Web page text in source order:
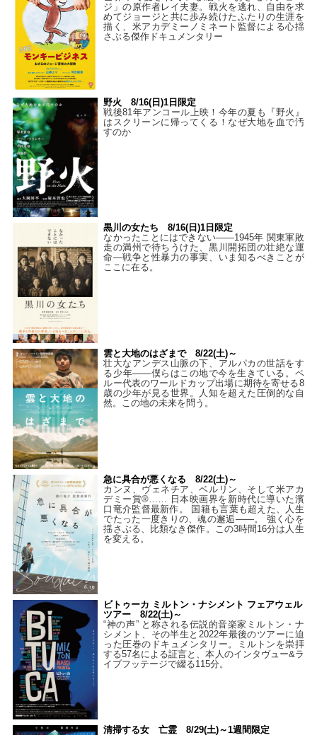
ジ」の原作者レイ夫妻。戦火を逃れ、自由を求
めてジョージと共に歩み続けたふたりの生涯を
描く、米アカデミーノミネート監督による心揺
さぶる傑作ドキュメンタリー
野火 8/16(日)1日限定
戦後81年アンコール上映！今年の夏も『野火』
はスクリーンに帰ってくる！なぜ大地を血で汚
すのか
黒川の女たち 8/16(日)1日限定
なかったことにはできない——1945年 関東軍敗
走の満州で待ちうけた、黒川開拓団の壮絶な運
命―戦争と性暴力の事実、いま知るべきことが
ここに在る。
雲と大地のはざまで 8/22(土)～
壮大なアンデス山脈の下、アルパカの世話をす
る少年――僕らはこの地で今を生きている。ペ
ルー代表のワールドカップ出場に期待を寄せる8
歳の少年が見る世界。人知を超えた圧倒的な自
然。この地の未来を問う。
急に具合が悪くなる 8/22(土)～
カンヌ、ヴェネチア、ベルリン、そして米アカ
デミー賞®…… 日本映画界を新時代に導いた濱
口竜介監督最新作。 国籍も言葉も超えた、人生
でたった一度きりの、魂の邂逅――。 強く心を
揺さぶる、比類なき傑作。この3時間16分は人生
を変える。
ビトゥーカ ミルトン・ナシメント フェアウェル
ツアー 8/22(土)～
“神の声” と称される伝説的音楽家ミルトン・ナ
シメント、その半生と2022年最後のツアーに迫
った圧巻のドキュメンタリー。ミルトンを崇拝
する57名による証言と、本人のインタヴュー&ラ
イブフッテージで綴る115分。
清掃する女 亡霊 8/29(土)～1週間限定